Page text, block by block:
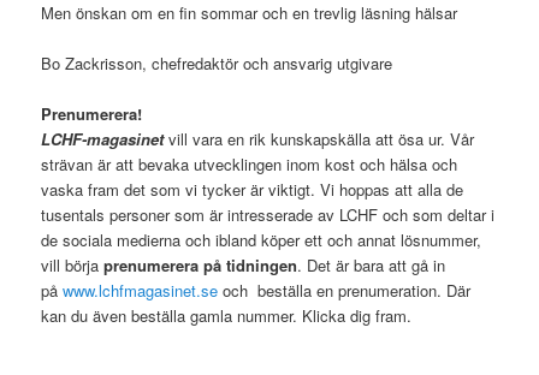
Men önskan om en fin sommar och en trevlig läsning hälsar
Bo Zackrisson, chefredaktör och ansvarig utgivare
Prenumerera!
LCHF-magasinetvill vara en rik kunskapskälla att ösa ur. Vår
strävan är att bevaka utvecklingen inom kost och hälsa och
vaska fram det som vi tycker är viktigt. Vi hoppas att alla de
tusentals personer som är intresserade av LCHF och som deltar i
de sociala medierna och ibland köper ett och annat lösnummer,
vill börjaprenumerera på tidningen. Det är bara att gå in
påwww.lchfmagasinet.se och beställa en prenumeration. Där
kan du även beställa gamla nummer. Klicka dig fram.